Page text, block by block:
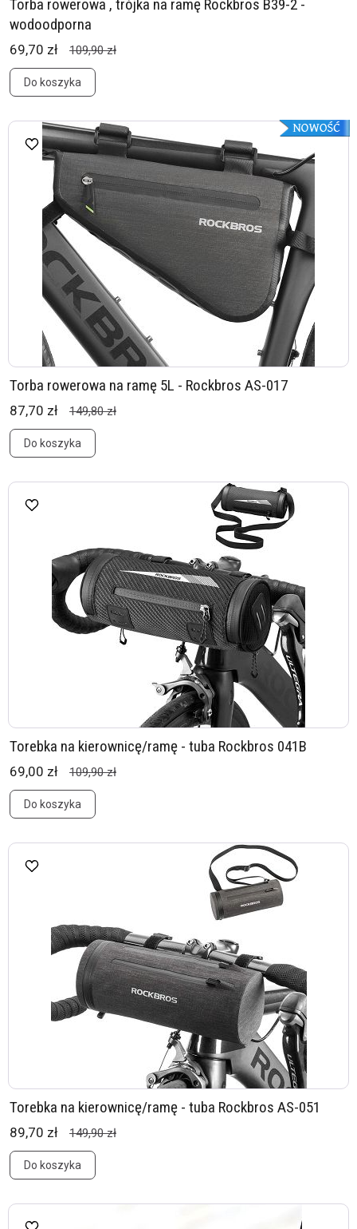
Torba rowerowa , trójka na ramę Rockbros B39-2 -
wodoodporna
69,70 zł 109,90 zł
Do koszyka
Torba rowerowa na ramę 5L - Rockbros AS-017
87,70 zł 149,80 zł
Do koszyka
Torebka na kierownicę/ramę - tuba Rockbros 041B
69,00 zł 109,90 zł
Do koszyka
Torebka na kierownicę/ramę - tuba Rockbros AS-051
89,70 zł 149,90 zł
Do koszyka